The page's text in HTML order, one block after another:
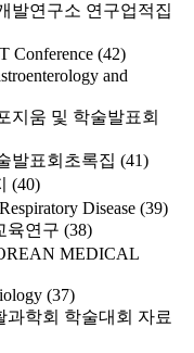
발연구소 연구업적집
Conference (42)
and
지움 및 학술발표회
발표회초록집 (41)
(40)
Disease (39)
육연구 (38)
MEDICAL
(37)
과학회 학술대회 자료